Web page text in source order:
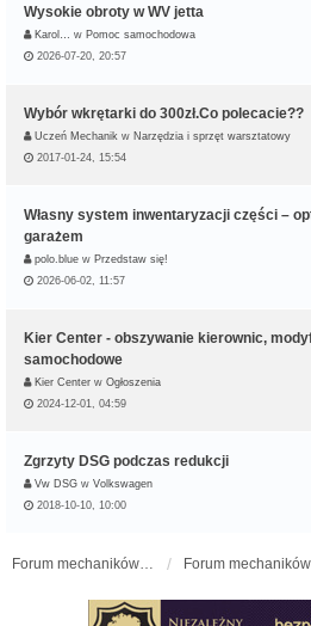
Wysokie obroty w WV jetta
Karol… w Pomoc samochodowa
2026-07-20, 20:57
Wybór wkrętarki do 300zł.Co polecacie??
Uczeń Mechanik w Narzędzia i sprzęt warsztatowy
2017-01-24, 15:54
Własny system inwentaryzacji części –
garażem
polo.blue w Przedstaw się!
2026-06-02, 11:57
Kier Center - obszywanie kierownic,
samochodowe
Kier Center w Ogłoszenia
2024-12-01, 04:59
Zgrzyty DSG podczas redukcji
Vw DSG w Volkswagen
2018-10-10, 10:00